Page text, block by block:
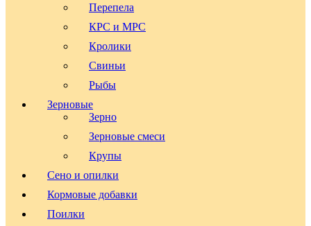
Перепела
КРС и МРС
Кролики
Свиньи
Рыбы
Зерновые
Зерно
Зерновые смеси
Крупы
Сено и опилки
Кормовые добавки
Поилки